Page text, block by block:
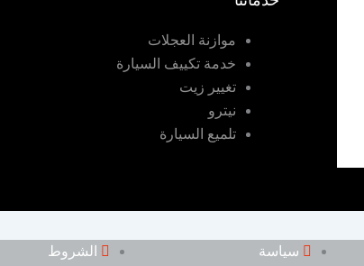
موازنة العجلات
خدمة تكييف السيارة
تغيير زيت
نيترو
تلميع السيارة
سياسة
الشروط